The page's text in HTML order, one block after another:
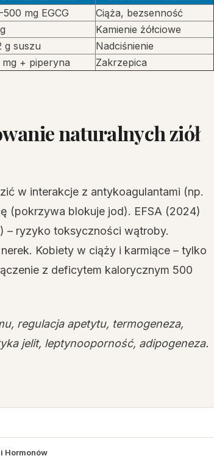
mg EGCG
Ciąża, bezsenność
Kamienie żółciowe
g suszu
Nadciśnienie
+ piperyna Zakrzepica
naturalnych ziół
w interakcje z antykoagulantami (np.
(pokrzywa blokuje jod). EFSA (2024)
– ryzyko toksyczności wątroby.
Kobiety w ciąży i karmiące – tylko
z deficytem kalorycznym 500
regulacja apetytu, termogeneza,
jelit, leptynooporność, adipogeneza.
Hormonów